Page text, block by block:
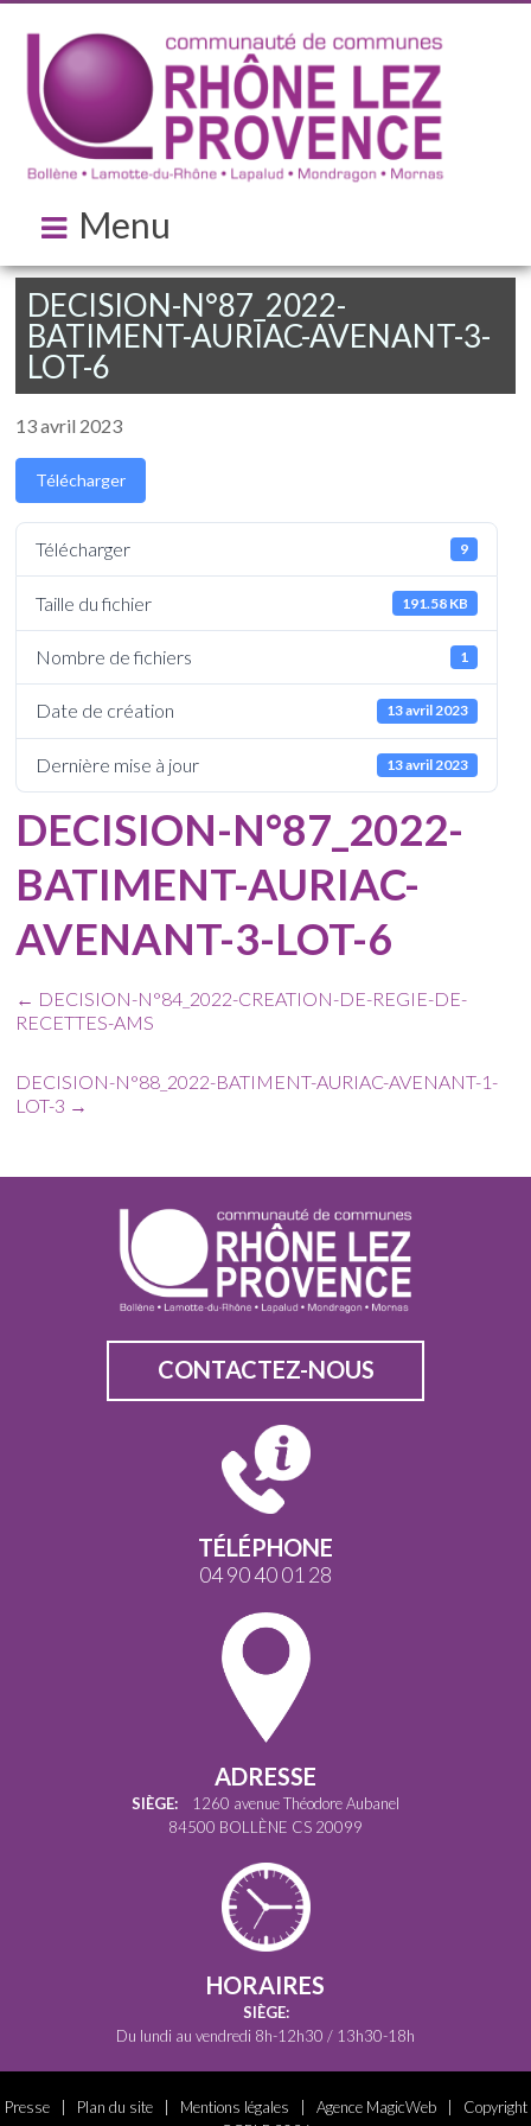
Menu
DECISION-N°87_2022-
BATIMENT-AURIAC-AVENANT-3-
LOT-6
13 avril 2023
Télécharger
Télécharger 9
Taille du fichier 191.58 KB
Nombre de fichiers 1
Date de création 13 avril 2023
Dernière mise à jour 13 avril 2023
DECISION-N°87_2022-
BATIMENT-AURIAC-
AVENANT-3-LOT-6
← DECISION-N°84_2022-CREATION-DE-REGIE-DE-
RECETTES-AMS
DECISION-N°88_2022-BATIMENT-AURIAC-AVENANT-1-
LOT-3 →
CONTACTEZ-NOUS
TÉLÉPHONE
04 90 40 01 28
ADRESSE
SIÈGE: 1260 avenue Théodore Aubanel
84500 BOLLÈNE CS 20099
HORAIRES
SIÈGE:
Du lundi au vendredi 8h-12h30 / 13h30-18h
Presse| Plan du site| Mentions légales Agence MagicWeb| Copyright